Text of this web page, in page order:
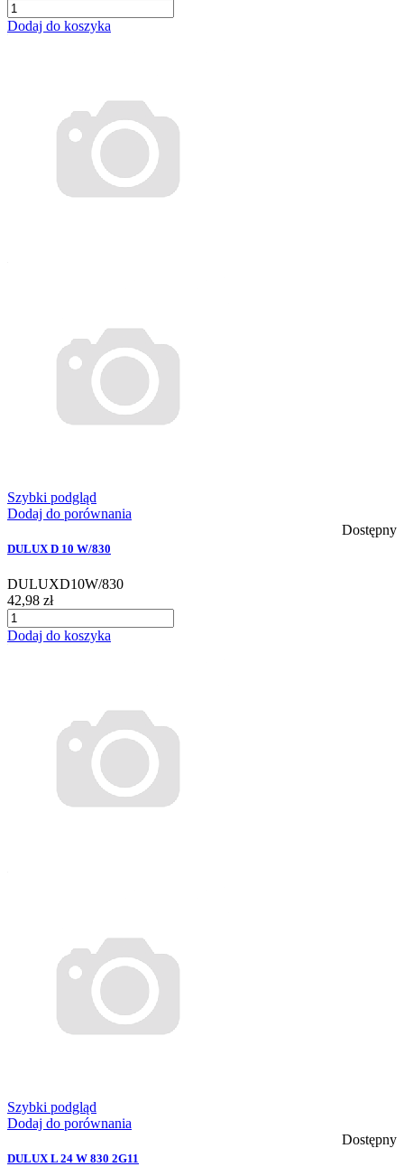
Dodaj do koszyka
Szybki podgląd
Dodaj do porównania
Dostępny
DULUX D 10 W/830
DULUXD10W/830
42,98 zł
Dodaj do koszyka
Szybki podgląd
Dodaj do porównania
Dostępny
DULUX L 24 W 830 2G11